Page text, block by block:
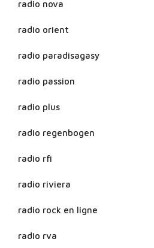
radio nova
radio orient
radio paradisagasy
radio passion
radio plus
radio regenbogen
radio rfi
radio riviera
radio rock en ligne
radio rva